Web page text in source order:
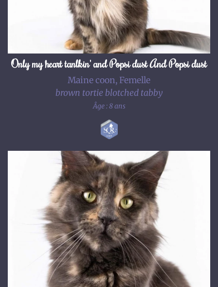
Only my heart tanlkin' and Popsi dust And Popsi dust
Maine coon, Femelle
brown tortie blotched tabby
Âge : 8 ans